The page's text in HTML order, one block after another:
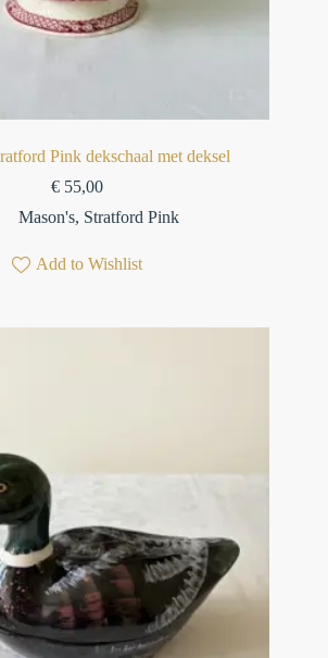
Pink dekschaal met deksel⁠
€ 55,00
Mason's, Stratford Pink
Add to Wishlist